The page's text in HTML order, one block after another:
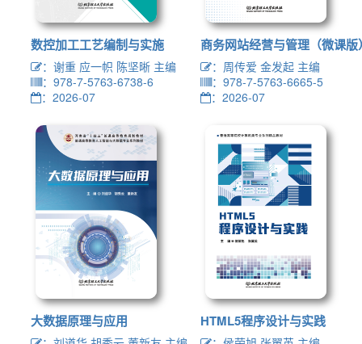
数控加工工艺编制与实施
：谢重 应一帜 陈坚晰 主编
：978-7-5763-6738-6
：2026-07
商务网站经营与管理（微课版
：周传爱 金发起 主编
：978-7-5763-6665-5
：2026-07
大数据原理与应用 HTML5程序设计与实践